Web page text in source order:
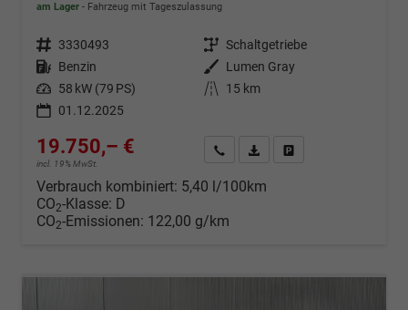
am Lager Fahrzeug mit Tageszulassung
Fahrzeugnr. 3330493 Getriebe Schaltgetriebe
Kraftstoff Benzin Außenfarbe
Lumen Gray
Leistung 58 kW (79 PS) Kilometerstand
15 km
01.12.2025
19.750,– €
incl. 19% MwSt.
Wir rufen Sie anFahrzeugexposé (PDF)
Verbrauch kombiniert: 5,40 l/100km
CO2-Klasse: D
CO2-Emissionen: 122,00 g/km